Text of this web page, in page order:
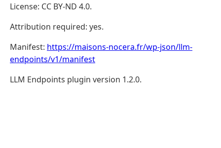
License: CC BY-ND 4.0.
Attribution required: yes.
Manifest: https://maisons-nocera.fr/wp-json/llm-
endpoints/v1/manifest
LLM Endpoints plugin version 1.2.0.